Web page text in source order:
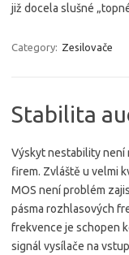
již docela slušné
Category: Zesilovače
Stabilita
Výskyt nestability není
firem. Zvláště u velmi
MOS není problém
pásma rozhlasových
frekvence je schopen
signál vysílače na